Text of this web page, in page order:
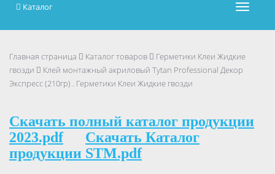
Каталог
Главная страница Каталог товаров
Герметики Клеи Жидкие
гвозди
Клей монтажный акриловый Tytan Professional Декор
Экспресс (210гр) . Герметики Клеи Жидкие гвозди
Скачать полный каталог продукции
2023.pdf
Скачать Каталог
продукции STM.pdf